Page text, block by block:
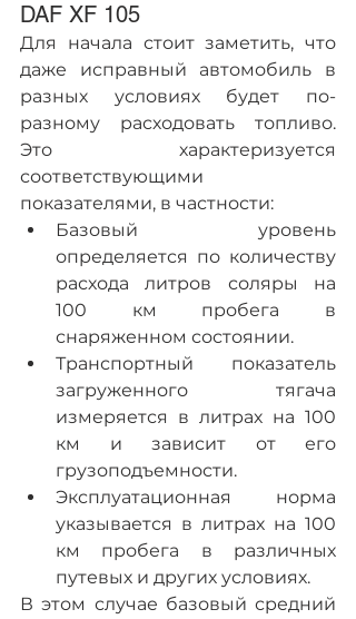
DAF XF 105
Для начала стоит заметить, что
даже исправный автомобиль в
разных условиях будет по-
разному расходовать топливо.
Это характеризуется
соответствующими
показателями, в частности:
Базовый уровень
определяется по количеству
расхода литров соляры на
100 км пробега в
снаряженном состоянии.
Транспортный показатель
загруженного тягача
измеряется в литрах на 100
км и зависит от его
грузоподъемности.
Эксплуатационная норма
указывается в литрах на 100
км пробега в различных
путевых и других условиях.
В этом случае базовый средний